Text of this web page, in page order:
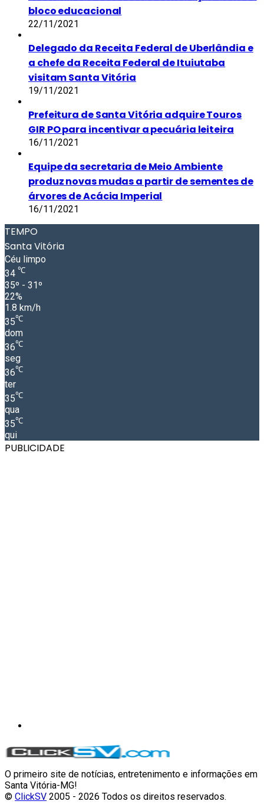
bloco educacional
22/11/2021
Delegado da Receita Federal de Uberlândia e
a chefe da Receita Federal de Ituiutaba
visitam Santa Vitória
19/11/2021
Prefeitura de Santa Vitória adquire Touros
GIR PO para incentivar a pecuária leiteira
16/11/2021
Equipe da secretaria de Meio Ambiente
produz novas mudas a partir de sementes de
árvores de Acácia Imperial
16/11/2021
TEMPO
Santa Vitória
Céu limpo
34 ℃
35º - 31º
22%
1.8 km/h
35℃
dom
36℃
seg
36℃
ter
35℃
qua
35℃
qui
PUBLICIDADE
O primeiro site de notícias, entretenimento e informações em
Santa Vitória-MG!
© ClickSV 2005 - 2026 Todos os direitos reservados.